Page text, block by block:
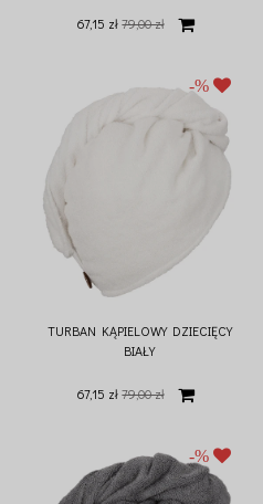
67,15 zł 79,00 zł
TURBAN KĄPIELOWY DZIECIĘCY
BIAŁY
67,15 zł 79,00 zł